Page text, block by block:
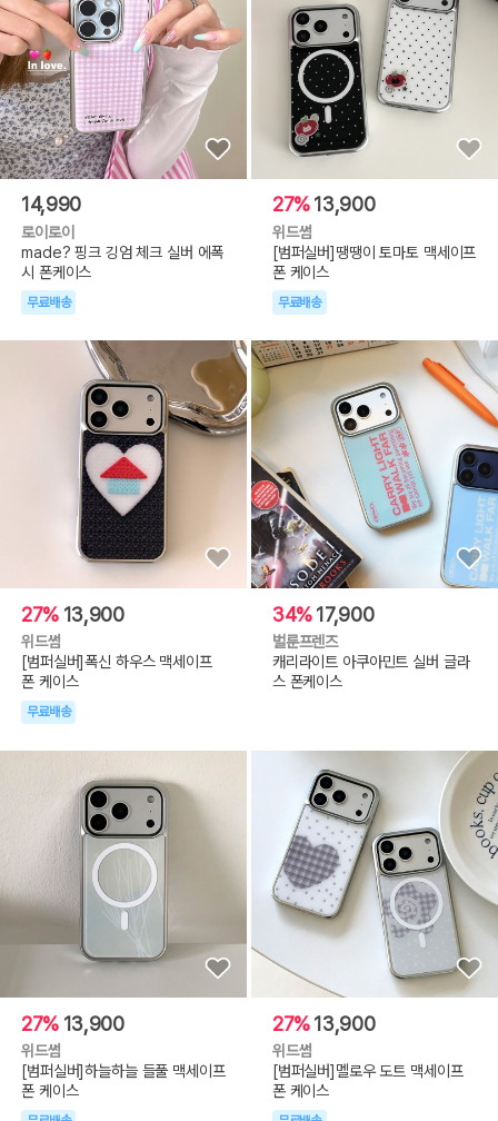
14,990
로이로이
made? 핑크 깅엄 체크 실버 에폭
시 폰케이스
무료배송
27%13,900
위드썸
[범퍼실버]땡땡이 토마토 맥세이프
폰 케이스
무료배송
27% 13,900
위드썸
[범퍼실버]폭신 하우스 맥세이프
폰 케이스
무료배송
34%17,900
벌룬프렌즈
캐리라이트 아쿠아민트 실버 글라
스 폰케이스
27% 13,900
위드썸
[범퍼실버]하늘하늘 들풀 맥세이프
폰 케이스
27%13,900
위드썸
[범퍼실버]멜로우 도트 맥세이프
폰 케이스